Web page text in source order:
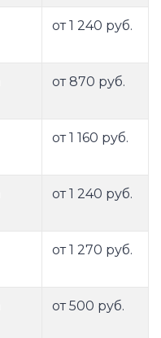
от 1 240 руб.
от 870 руб.
от 1 160 руб.
от 1 240 руб.
от 1 270 руб.
от 500 руб.